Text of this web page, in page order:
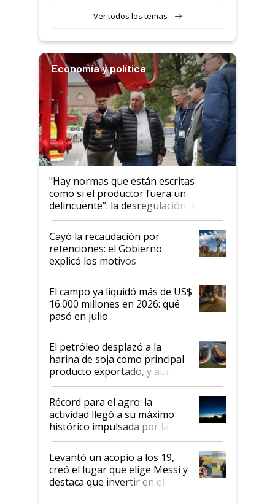
Ver todos los temas
Economía y política
"Hay normas que están escritas
como si el productor fuera un
delincuente”: la desregulación llegó
al Congreso Aapresid y hasta se
habló del financiamiento al IPCVA
Cayó la recaudación por
retenciones: el Gobierno
explicó los motivos
El campo ya liquidó más de US$
16.000 millones en 2026: qué
pasó en julio
El petróleo desplazó a la
harina de soja como principal
producto exportado, y aún así
el agro aportó casi seis de cada
diez dólares y sostuvo el
liderazgo en un semestre
récord
Récord para el agro: la
actividad llegó a su máximo
histórico impulsada por la
cosecha y las exportaciones
Levantó un acopio a los 19,
creó el lugar que elige Messi y
destaca que invertir en el
kirchnerismo era como "darle